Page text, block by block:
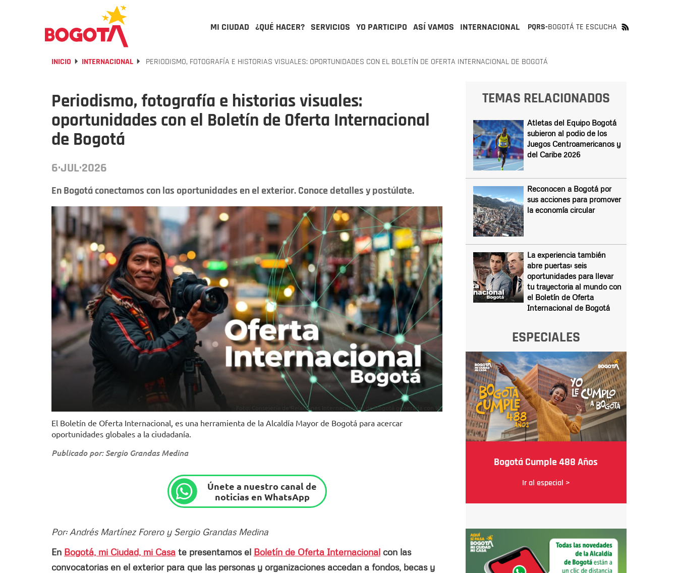
MI CIUDAD ¿QUÉ HACER? SERVICIOS YO PARTICIPO ASÍ VAMOS INTERNACIONAL PQRS-BOGOTÁ TE ESCUCHA
INICIO INTERNACIONAL PERIODISMO, FOTOGRAFÍA E HISTORIAS VISUALES: OPORTUNIDADES CON EL BOLETÍN DE OFERTA INTERNACIONAL DE BOGOTÁ
Periodismo, fotografía e historias visuales:
oportunidades con el Boletín de Oferta Internacional
de Bogotá
6·JUL·2026
En Bogotá conectamos con las oportunidades en el exterior. Conoce detalles y postúlate.
Foto: Consejería de Relaciones Internacionales de Bogotá generada con IA.
El Boletín de Oferta Internacional, es una herramienta de la Alcaldía Mayor de Bogotá para acercar
oportunidades globales a la ciudadanía.
Publicado por: Sergio Grandas Medina
Únete a nuestro canal de
noticias en WhatsApp
Por: Andrés Martínez Forero y Sergio Grandas Medina
En Bogotá, mi Ciudad, mi Casa te presentamos el Boletín de Oferta Internacional con las
convocatorias en el exterior para que las personas y organizaciones accedan a fondos, becas y
TEMAS RELACIONADOS
Atletas del Equipo Bogotá
subieron al podio de los
Juegos Centroamericanos y
del Caribe 2026
Reconocen a Bogotá por
sus acciones para promover
la economía circular
La experiencia también
abre puertas: seis
oportunidades para llevar
tu trayectoria al mundo con
el Boletín de Oferta
Internacional de Bogotá
ESPECIALES
Bogotá Cumple 488 Años
Ir al especial >